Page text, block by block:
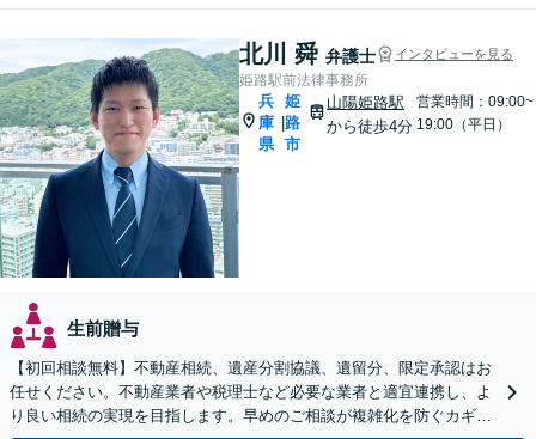
北川 舜 弁護士 インタビューを見る
姫路駅前法律事務所
兵
庫
県
姫
路
市
山陽姫路駅
から徒歩4分
営業時間：09:00~
19:00（平日）
生前贈与
【初回相談無料】不動産相続、遺産分割協議、遺留分、限定承認はお
任せください。不動産業者や税理士など必要な業者と適宜連携し、よ
り良い相続の実現を目指します。早めのご相談が複雑化を防ぐカギと